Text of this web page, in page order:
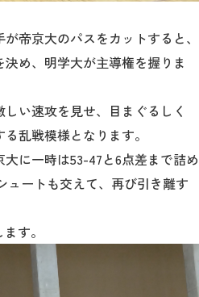
帝京大のパスをカットすると、
め、明学大が主導権を握りま
い速攻を見せ、目まぐるしく
乱戦模様となります。
に一時は53-47と6点差まで詰め
ュートも交えて、再び引き離す
す。